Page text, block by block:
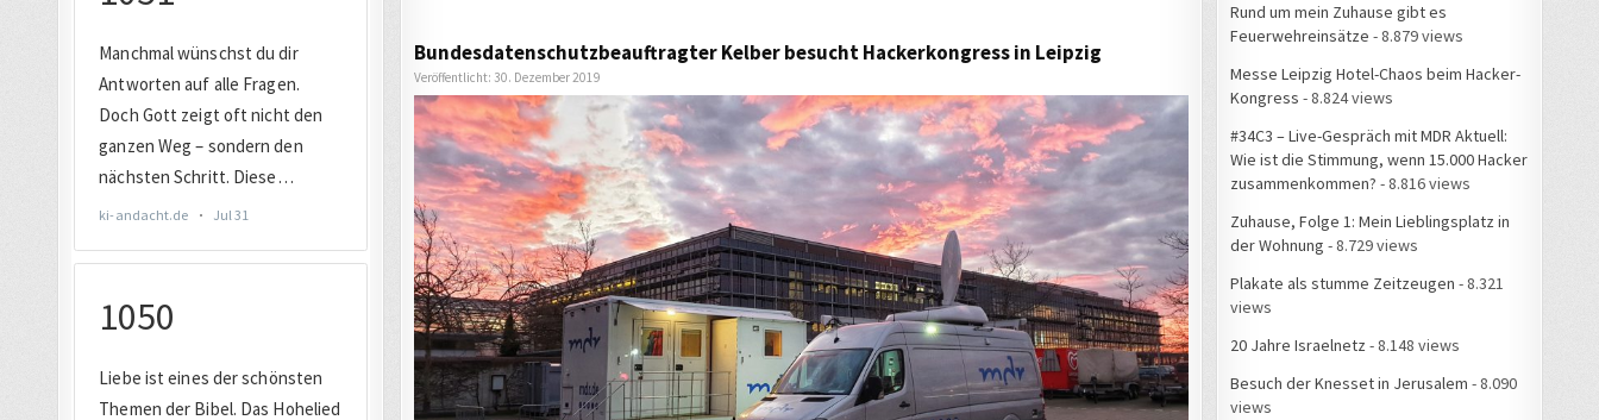
Bundesdatenschutzbeauftragter Kelber besucht Hackerkongress in Leipzig
Veröffentlicht: 30. Dezember 2019
Rund um mein Zuhause gibt es
Feuerwehreinsätze - 8.879 views
Messe Leipzig Hotel-Chaos beim Hacker-
Kongress - 8.824 views
#34C3 – Live-Gespräch mit MDR Aktuell:
Wie ist die Stimmung, wenn 15.000 Hacker
zusammenkommen? - 8.816 views
Zuhause, Folge 1: Mein Lieblingsplatz in
der Wohnung - 8.729 views
Plakate als stumme Zeitzeugen - 8.321
views
20 Jahre Israelnetz - 8.148 views
Besuch der Knesset in Jerusalem - 8.090
views